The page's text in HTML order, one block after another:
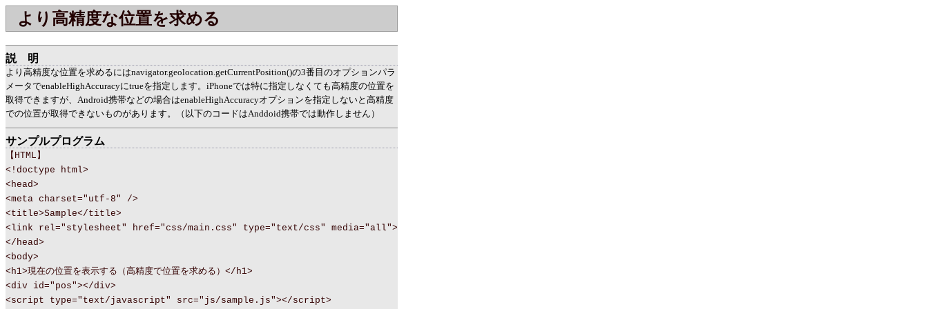
より高精度な位置を求める
説明
より高精度な位置を求めるにはnavigator.geolocation.getCurrentPosition()の3番目のオプションパラ
メータでenableHighAccuracyにtrueを指定します。iPhoneでは特に指定しなくても高精度の位置を
取得できますが、Android携帯などの場合はenableHighAccuracyオプションを指定しないと高精度
での位置が取得できないものがあります。（以下のコードはAnddoid携帯では動作しません）
サンプルプログラム
【HTML】
<!doctype html>
<head>
<meta charset="utf-8" />
<title>Sample</title>
<link rel="stylesheet" href="css/main.css" type="text/css" media="all">
</head>
<body>
<h1>現在の位置を表示する（高精度で位置を求める）</h1>
<div id="pos"></div>
<script type="text/javascript" src="js/sample.js"></script>